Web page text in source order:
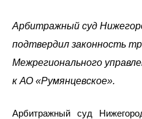
Арбитражный суд
подтвердил законность
Межрегионального
к АО «Румянцевское».
Арбитражный суд